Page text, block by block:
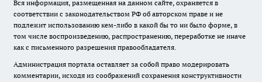
Вся информация, размещенная на данном сайте, охраняется в
соответствии с законодательством РФ об авторском праве и не
подлежит использованию кем-либо в какой бы то ни было форме, в
том числе воспроизведению, распространению, переработке не иначе
как с письменного разрешения правообладателя.
Администрация портала оставляет за собой право модерировать
комментарии, исходя из соображений сохранения конструктивности